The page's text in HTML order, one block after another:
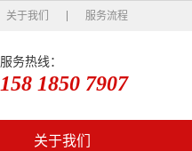
关于我们 服务流程
服务热线：
158 1850 7907
关于我们